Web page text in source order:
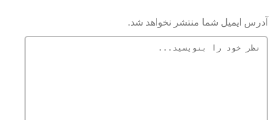
آدرس ایمیل شما منتشر نخواهد شد.